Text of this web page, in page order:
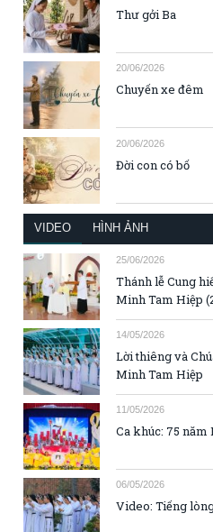
Thư gởi Ba
20/06/2026
Chuyến xe đêm
20/06/2026
Đời con có bố
VIDEO HÌNH ẢNH
25/06/2026
Thánh lễ Cung
Minh Tam Hiệp
14/05/2026
Lời thiêng và
Minh Tam Hiệp
11/05/2026
Ca khúc: 75 năm
06/05/2026
Video: Tiếng